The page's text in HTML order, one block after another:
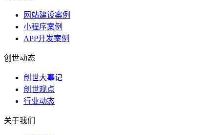
网站建设案例
小程序案例
APP开发案例
创世动态
创世大事记
创世观点
行业动态
关于我们